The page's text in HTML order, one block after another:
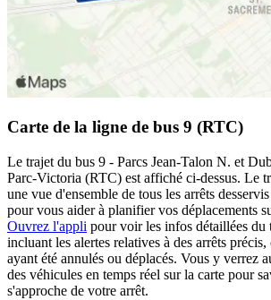
Carte de la ligne de bus 9 (RTC)
Le trajet du bus 9 - Parcs Jean-Talon N. et
Parc-Victoria (RTC) est affiché ci-dessus. Le
une vue d'ensemble de tous les arrêts
pour vous aider à planifier vos déplacements
Ouvrez l'appli pour voir les infos détaillées du
incluant les alertes relatives à des arrêts précis,
ayant été annulés ou déplacés. Vous y verrez
des véhicules en temps réel sur la carte pour
s'approche de votre arrêt.